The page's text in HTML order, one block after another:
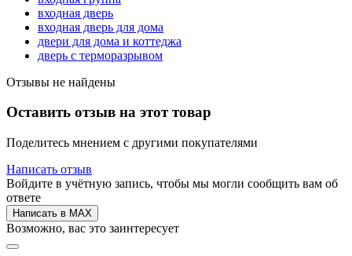
входная дверь
входная дверь для дома
двери для дома и коттеджа
дверь с терморазрывом
Отзывы не найдены
Оставить отзыв на этот товар
Поделитесь мнением с другими покупателями
Написать отзыв
Войдите в учётную запись, чтобы мы могли сообщить вам об
ответе
Написать в MAX
Возможно, вас это заинтересует